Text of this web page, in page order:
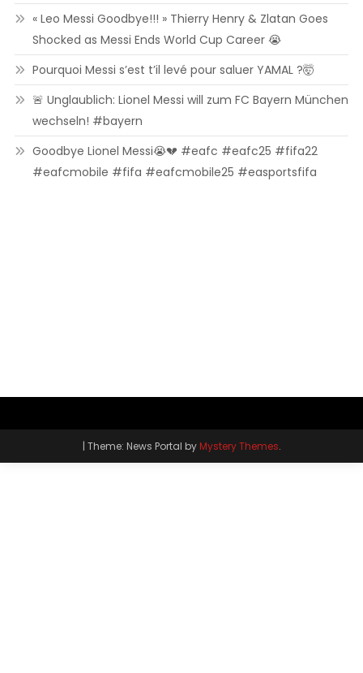
« Leo Messi Goodbye!!! » Thierry Henry & Zlatan Goes
Shocked as Messi Ends World Cup Career 😭
Pourquoi Messi s’est t’il levé pour saluer YAMAL ?🤯
🚨 Unglaublich: Lionel Messi will zum FC Bayern München
wechseln! #bayern
Goodbye Lionel Messi😭💔 #eafc #eafc25 #fifa22
#eafcmobile #fifa #eafcmobile25 #easportsfifa
| Theme: News Portal byMystery Themes.